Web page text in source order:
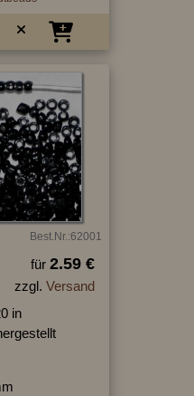
Best.Nr.:62001
für 2.59 €
zzgl. Versand
in